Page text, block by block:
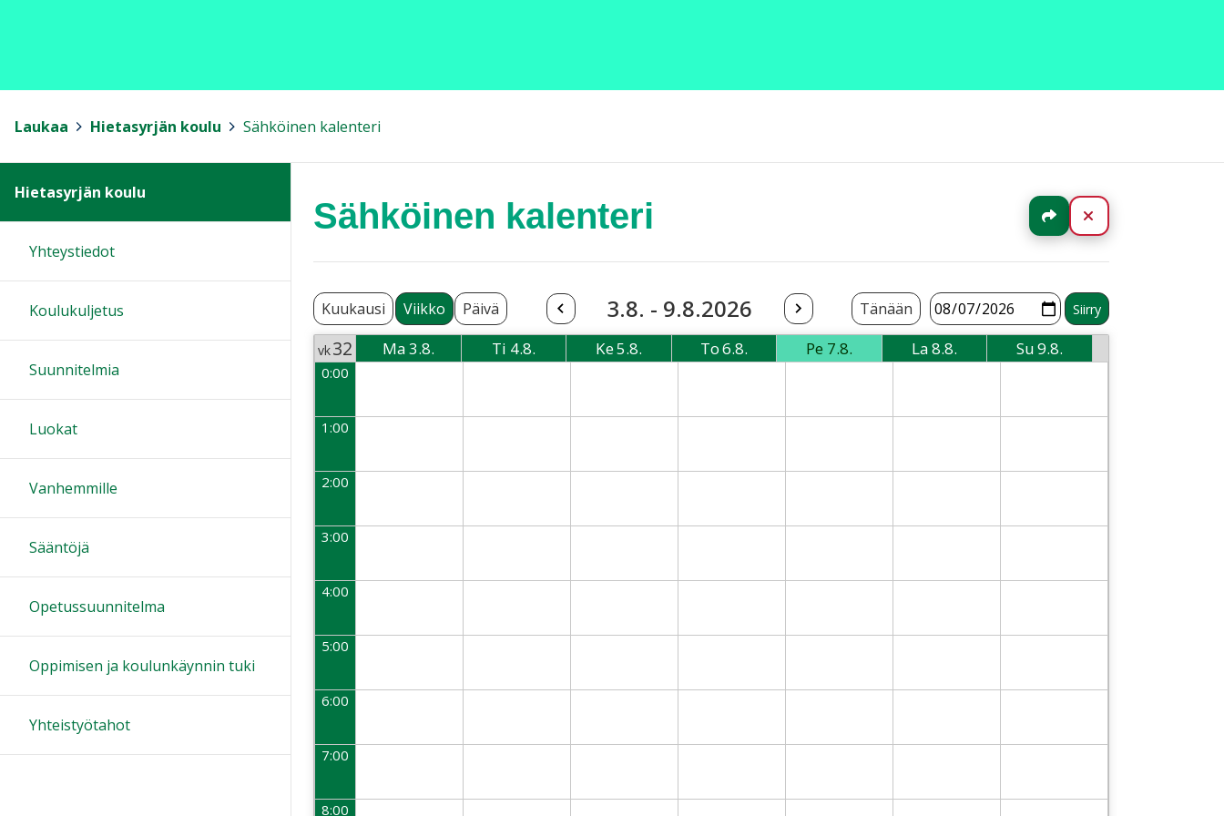
Laukaa Hietasyrjän koulu Sähköinen kalenteri
Sähköinen kalenteri Jaa
Kuukausi Viikko Päivä 3.8. - 9.8.2026 Tänään
vk32
Week 32
Ma3.8.
Ti 4.8.
Ke5.8.
To6.8.
Pe 7.8.
La8.8.
Su9.8.
0:00
1:00
2:00
3:00
4:00
5:00
6:00
7:00
8:00
Hietasyrjän koulu
Yhteystiedot
Koulukuljetus
Suunnitelmia
Luokat
Vanhemmille
Sääntöjä
Opetussuunnitelma
Oppimisen ja koulunkäynnin tuki
Yhteistyötahot